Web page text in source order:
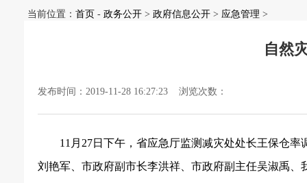
当前位置： 首页 - 政务公开 > 政府信息公开 > 应急管理 >
自然
发布时间：2019-11-28 16:27:23 浏览次数：
11 月 27日下午，省应急厅监测减灾处处长王保仓
刘艳军、市政府副市长李洪祥、市政府副主任吴淑禹